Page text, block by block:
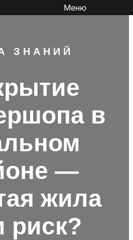
Меню
ЗНАНИЙ
в
—
жила
риск?